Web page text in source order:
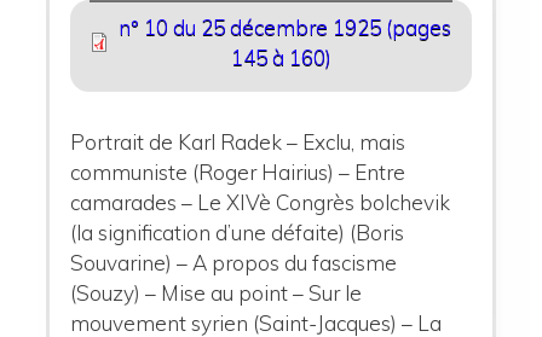
n° 10 du 25 décembre 1925 (pages
145 à 160)
Portrait de Karl Radek – Exclu, mais
communiste (Roger Hairius) – Entre
camarades – Le XIVè Congrès bolchevik
(la signification d’une défaite) (Boris
Souvarine) – A propos du fascisme
(Souzy) – Mise au point – Sur le
mouvement syrien (Saint-Jacques) – La